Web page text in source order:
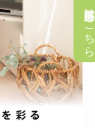
懸賞応